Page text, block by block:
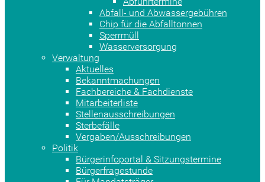
Abfall- und Abwassergebühren
Chip für die Abfalltonnen
Sperrmüll
Wasserversorgung
Verwaltung
Aktuelles
Bekanntmachungen
Fachbereiche & Fachdienste
Mitarbeiterliste
Stellenausschreibungen
Sterbefälle
Vergaben/Ausschreibungen
Politik
Bürgerinfoportal & Sitzungstermine
Bürgerfragestunde